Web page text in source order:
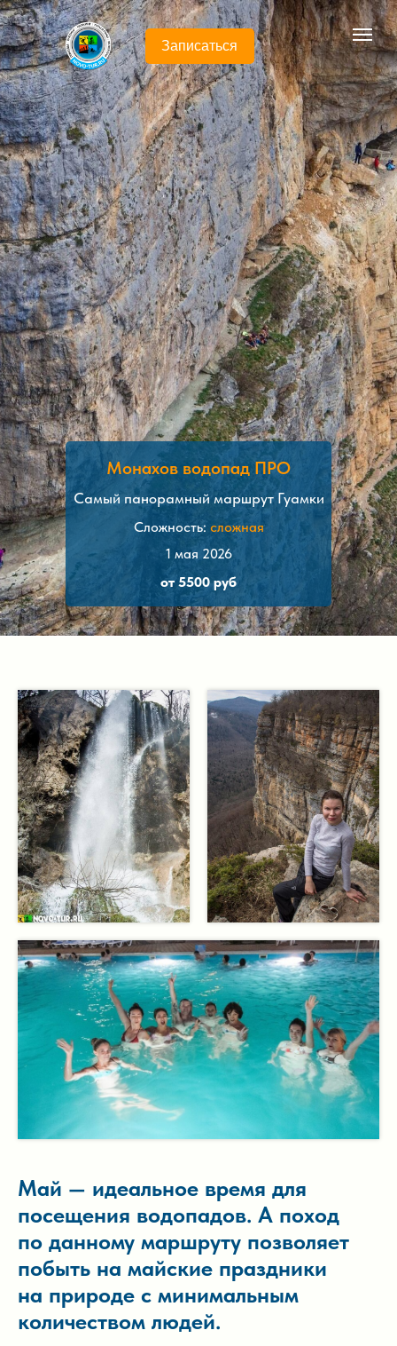
Записаться
Монахов водопад ПРО
Самый панорамный маршрут Гуамки
1 мая 2026
Сложность: сложная
от 5500 руб
Май — идеальное время для
посещения водопадов. А поход
по данному маршруту позволяет
побыть на майские праздники
на природе с минимальным
количеством людей.